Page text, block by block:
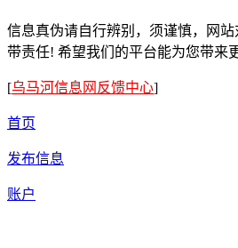
信息真伪请自行辨别，须谨慎，网
带责任! 希望我们的平台能为您带来
[乌马河信息网反馈中心]
首页
发布信息
账户